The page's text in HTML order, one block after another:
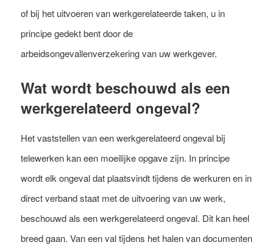
of bij het uitvoeren van werkgerelateerde taken, u in
principe gedekt bent door de
arbeidsongevallenverzekering van uw werkgever.
Wat wordt beschouwd als een
werkgerelateerd ongeval?
Het vaststellen van een werkgerelateerd ongeval bij
telewerken kan een moeilijke opgave zijn. In principe
wordt elk ongeval dat plaatsvindt tijdens de werkuren en in
direct verband staat met de uitvoering van uw werk,
beschouwd als een werkgerelateerd ongeval. Dit kan heel
breed gaan. Van een val tijdens het halen van documenten